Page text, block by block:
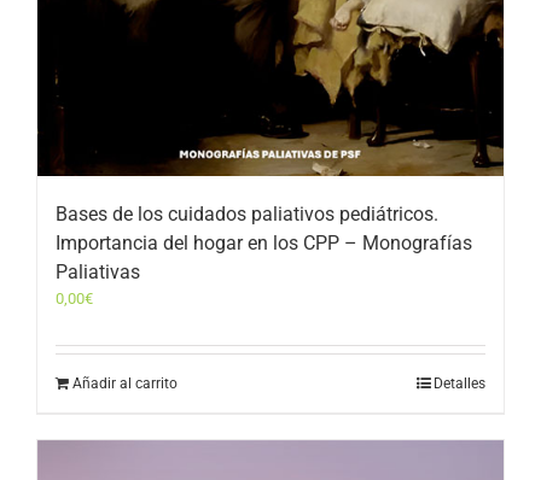
Bases de los cuidados paliativos pediátricos.
Importancia del hogar en los CPP – Monografías
Paliativas
0,00€
Añadir al carrito Detalles